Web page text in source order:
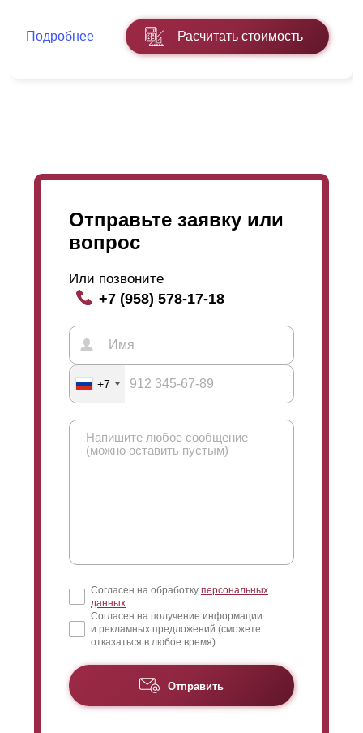
окрашивание происходит уже после производства
профиля
ламелей
. Каждую деталь тщательно
Подробнее Расчитать стоимость
Отправьте заявку или
вопрос
Или позвоните
+7 (958) 578-17-18
+7
Согласен на обработку персональных
данных
Согласен на получение информации
и рекламных предложений (сможете
отказаться в любое время)
Отправить